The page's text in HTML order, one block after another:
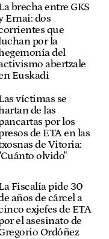
brecha entre GKS
Ernai: dos
que
por la
del
abertzale
Euskadi
víctimas se
de las
por los
de ETA en las
de Vitoria:
olvido"
Fiscalía pide 30
años de cárcel a
exjefes de ETA
el asesinato de
Ordóñez